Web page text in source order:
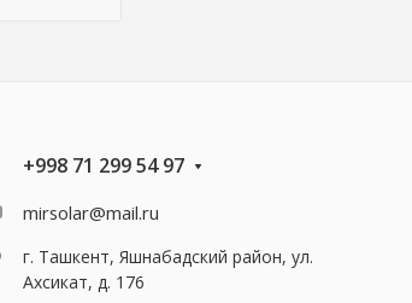
+998 71 299 54 97
mirsolar@mail.ru
г. Ташкент, Яшнабадский район, ул.
Ахсикат, д. 176